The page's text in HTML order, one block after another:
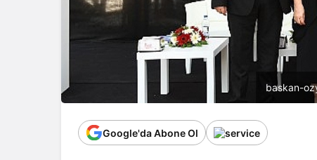
baskan-
Google'da Abone Ol